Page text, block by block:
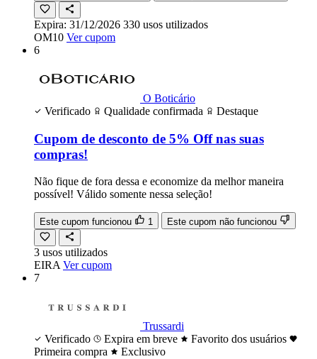
Expira: 31/12/2026 330 usos utilizados
OM10 Ver cupom
6
O Boticário
Verificado
Qualidade confirmada Destaque
Cupom de desconto de 5% Off nas suas
compras!
Não fique de fora dessa e economize da melhor maneira
possível! Válido somente nessa seleção!
Este cupom funcionou 1 Este cupom não funcionou
3 usos utilizados
EIRA Ver cupom
7
Trussardi
Verificado
Expira em breve
Favorito dos usuários
Primeira compra
Exclusivo